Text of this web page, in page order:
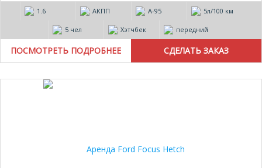
1.6 АКПП А-95 5л/100 км
5 чел Хэтчбек передний
ПОСМОТРЕТЬ ПОДРОБНЕЕ